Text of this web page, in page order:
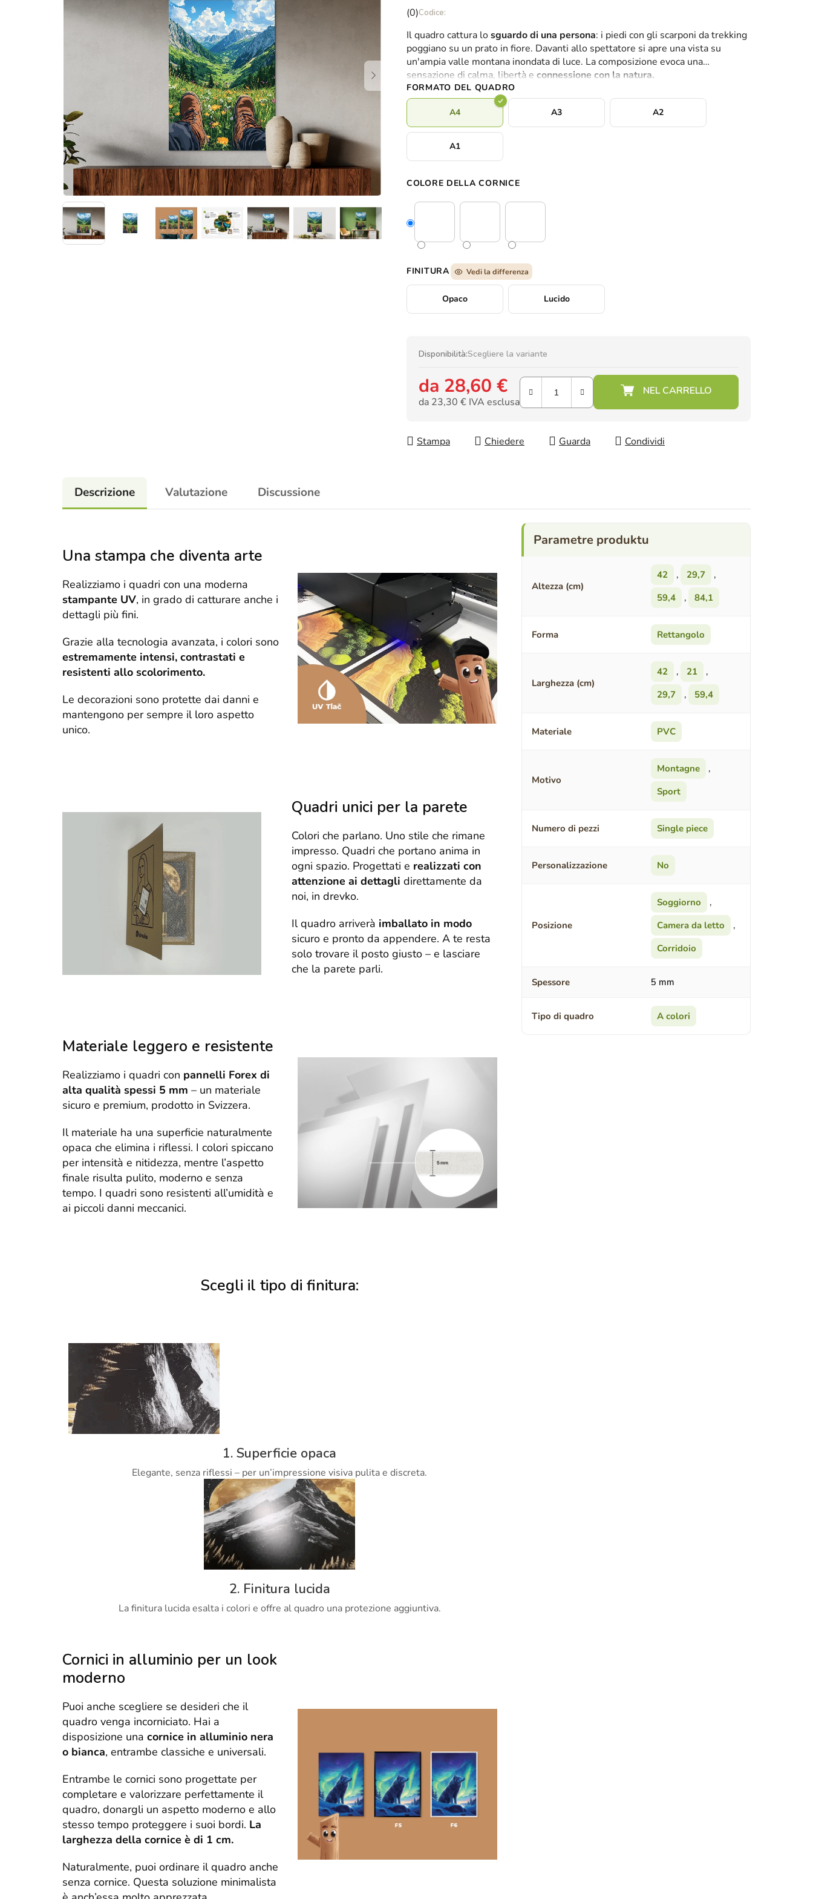
La
media
del
prodotto
è
0,0
su
stelle.
(0)
Il quadro cattura losguardo di una persona: i piedi con gli scarponi da trekking
poggiano su un prato in fiore. Davanti allo spettatore si apre una vista su
un'ampia valle montana inondata di luce. La composizione evoca una
sensazione di calma, libertà e connessione con la natura.
FORMATO DEL QUADRO
A4 A3 A2
A1
COLORE DELLA CORNICE
FINITURA Vedi la differenza
Opaco Lucido
Disponibilità:Scegliere la variante
da 28,60 €
da 23,30 € IVA esclusa
Stampa
Chiedere Guarda Condividi
Descrizione Valutazione Discussione
Una stampa che diventa arte
Realizziamo i quadri con una moderna
stampante UV, in grado di catturare anche i
dettagli più fini.
Grazie alla tecnologia avanzata, i colori sono
estremamente intensi, contrastati e
resistenti allo scolorimento.
Le decorazioni sono protette dai danni e
mantengono per sempre il loro aspetto
unico.
Quadri unici per la parete
Colori che parlano. Uno stile che rimane
impresso. Quadri che portano anima in
ogni spazio. Progettati e realizzati con
attenzione ai dettagli direttamente da
noi, in drevko.
Il quadro arriverà imballato in modo
sicuro e pronto da appendere. A te resta
solo trovare il posto giusto – e lasciare
che la parete parli.
Materiale leggero e resistente
Realizziamo i quadri con pannelli Forex di
alta qualità spessi 5 mm – un materiale
sicuro e premium, prodotto in Svizzera.
Il materiale ha una superficie naturalmente
opaca che elimina i riflessi. I colori spiccano
per intensità e nitidezza, mentre l’aspetto
finale risulta pulito, moderno e senza
tempo. I quadri sono resistenti all’umidità e
ai piccoli danni meccanici.
Scegli il tipo di finitura:
1. Superficie opaca
Elegante, senza riflessi – per un’impressione visiva pulita e discreta.
2. Finitura lucida
La finitura lucida esalta i colori e offre al quadro una protezione aggiuntiva.
Cornici in alluminio per un look
moderno
Puoi anche scegliere se desideri che il
quadro venga incorniciato. Hai a
disposizione una cornice in alluminio nera
o bianca, entrambe classiche e universali.
Entrambe le cornici sono progettate per
completare e valorizzare perfettamente il
quadro, donargli un aspetto moderno e allo
stesso tempo proteggere i suoi bordi. La
larghezza della cornice è di 1 cm.
Naturalmente, puoi ordinare il quadro anche
senza cornice. Questa soluzione minimalista
Altezza (cm)
42 , 29,7
,
59,4
, 84,1
Forma Rettangolo
Larghezza (cm)
42 , 21
,
29,7
, 59,4
Materiale PVC
Motivo
Montagne
,
Sport
Numero di pezzi Single piece
Personalizzazione No
Posizione
Soggiorno
,
Camera da letto
,
Corridoio
Spessore 5 mm
Tipo di quadro A colori